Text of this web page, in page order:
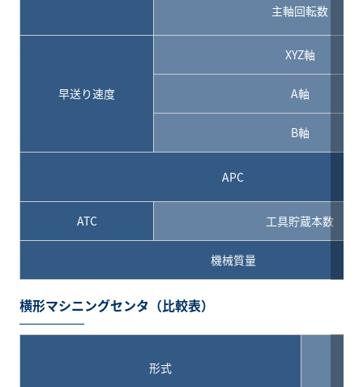
主軸回転数
早送り速度
XYZ軸
A軸
B軸
APC
ATC 工具貯蔵本数
機械質量
横形マシニングセンタ（比較表）
形式